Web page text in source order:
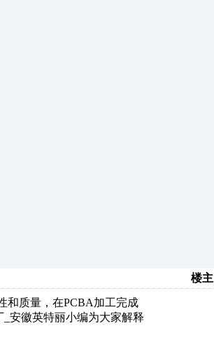
楼主
和质量，在PCBA加工完成
安徽英特丽小编为大家解释